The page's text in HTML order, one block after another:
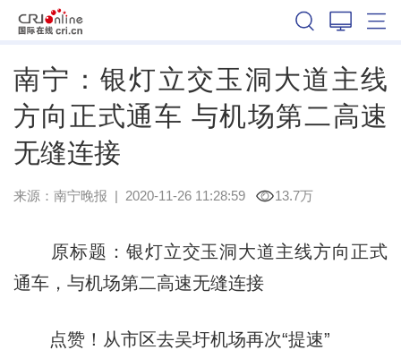
南宁：银灯立交玉洞大道主线
方向正式通车 与机场第二高速
无缝连接
来源： 南宁晚报 | 2020-11-26 11:28:59 13.7万
原标题：银灯立交玉洞大道主线方向正式
通车，与机场第二高速无缝连接
点赞！从市区去吴圩机场再次“提速”